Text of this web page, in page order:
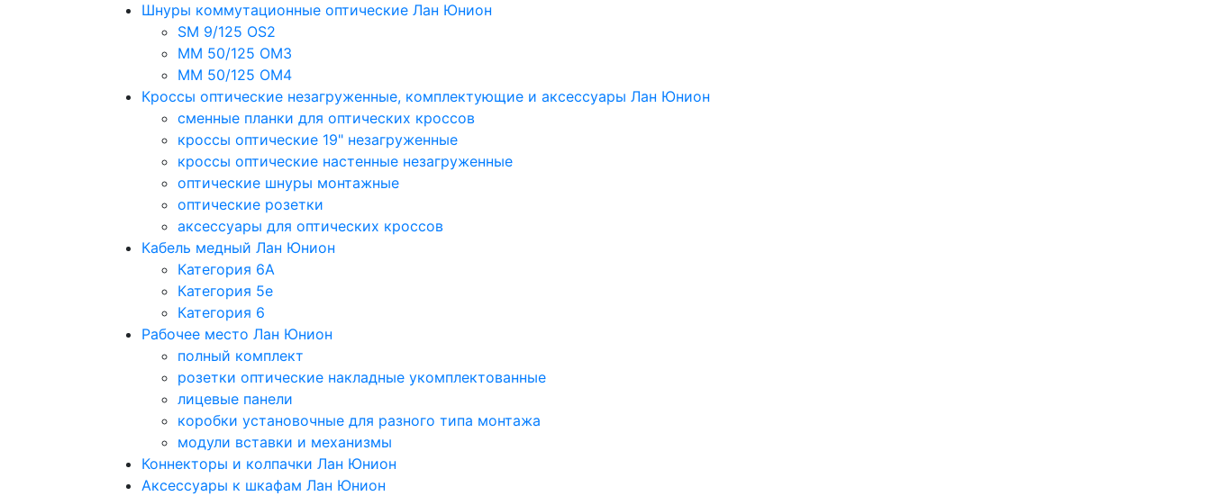
Шнуры коммутационные оптические Лан Юнион
SM 9/125 OS2
MM 50/125 OM3
MM 50/125 OM4
Кроссы оптические незагруженные, комплектующие и аксессуары Лан Юнион
сменные планки для оптических кроссов
кроссы оптические 19" незагруженные
кроссы оптические настенные незагруженные
оптические шнуры монтажные
оптические розетки
аксессуары для оптических кроссов
Кабель медный Лан Юнион
Категория 6A
Категория 5e
Категория 6
Рабочее место Лан Юнион
полный комплект
розетки оптические накладные укомплектованные
лицевые панели
коробки установочные для разного типа монтажа
модули вставки и механизмы
Коннекторы и колпачки Лан Юнион
Аксессуары к шкафам Лан Юнион